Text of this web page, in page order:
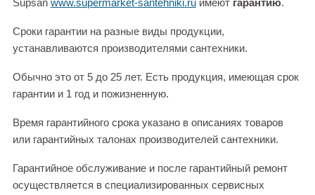
Supsan www.supermarket-santehniki.ru имеют гарантию.
Сроки гарантии на разные виды продукции,
устанавливаются производителями сантехники.
Обычно это от 5 до 25 лет. Есть продукция, имеющая срок
гарантии и 1 год и пожизненную.
Время гарантийного срока указано в описаниях товаров
или гарантийных талонах производителей сантехники.
Гарантийное обслуживание и после гарантийный ремонт
осуществляется в специализированных сервисных